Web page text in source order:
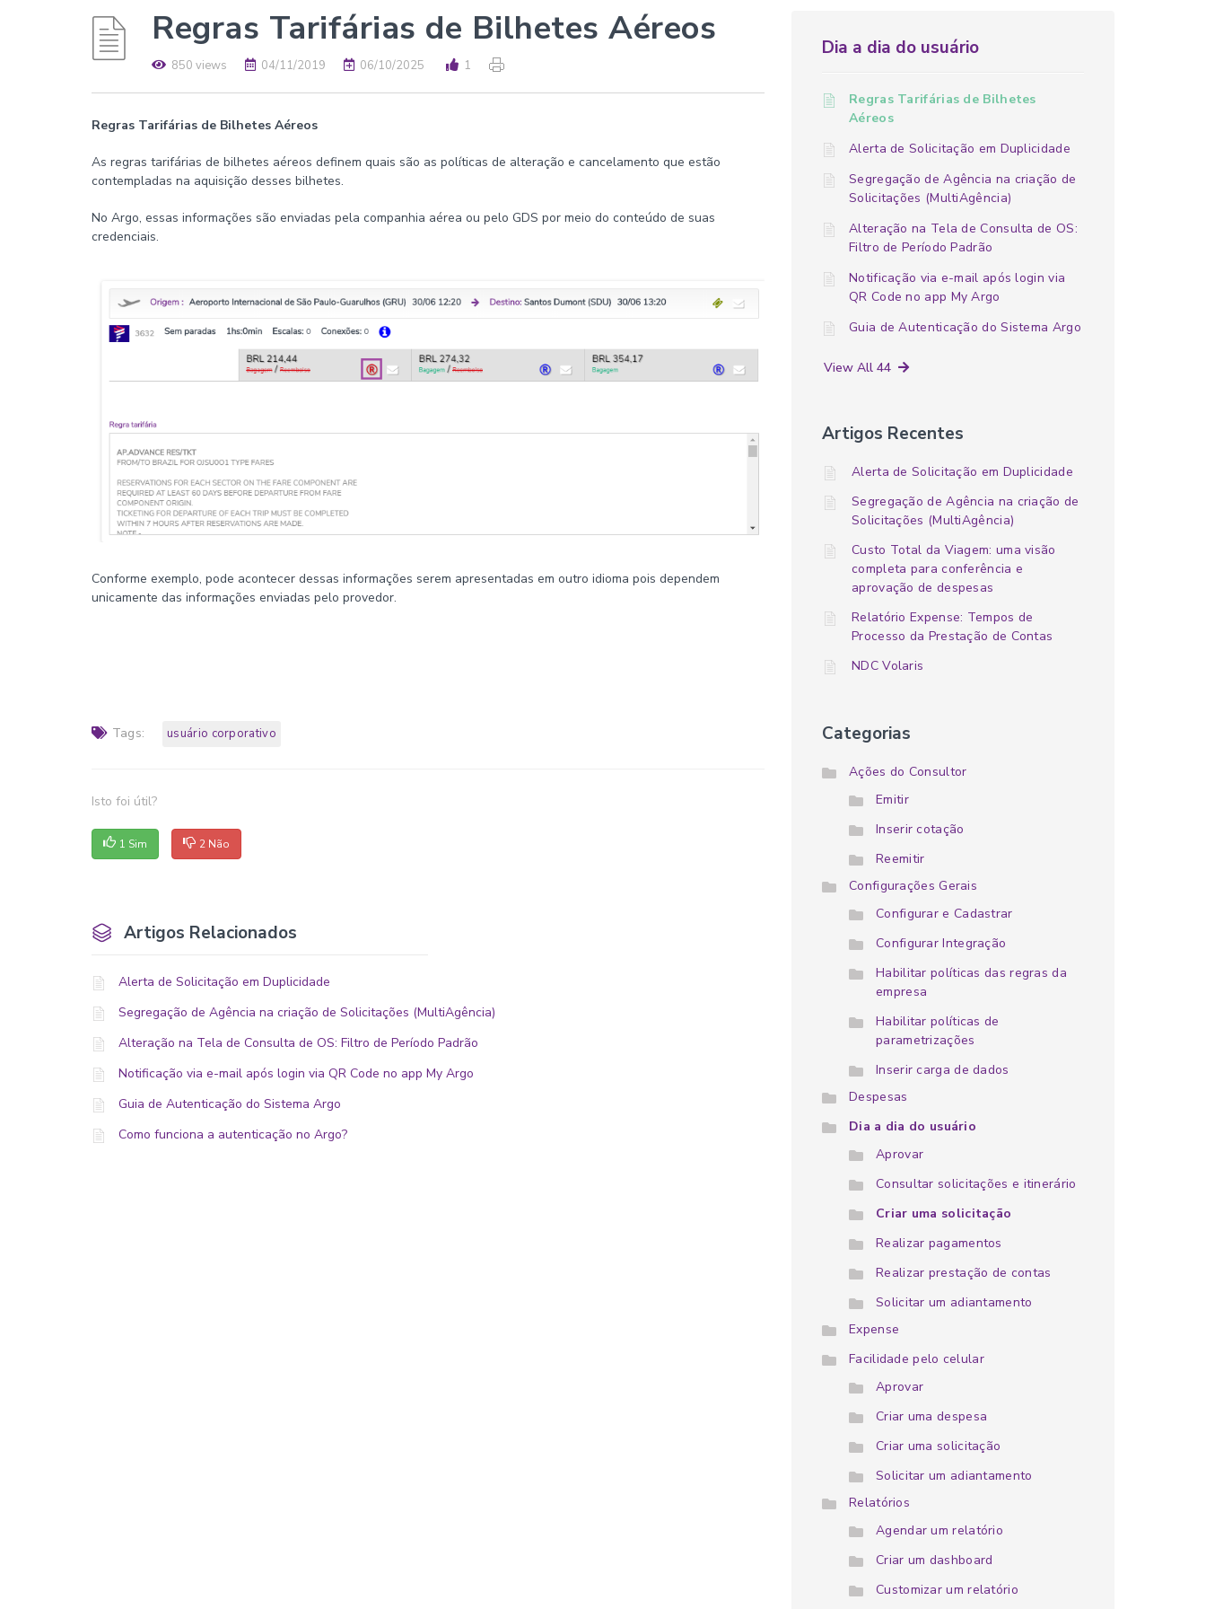
Regras Tarifárias de Bilhetes Aéreos
850 views 04/11/2019 06/10/2025 1
Regras Tarifárias de Bilhetes Aéreos
As regras tarifárias de bilhetes aéreos definem quais são as políticas de alteração e cancelamento que estão
contempladas na aquisição desses bilhetes.
No Argo, essas informações são enviadas pela companhia aérea ou pelo GDS por meio do conteúdo de suas
credenciais.
Conforme exemplo, pode acontecer dessas informações serem apresentadas em outro idioma pois dependem
unicamente das informações enviadas pelo provedor.
Tags: usuário corporativo
Isto foi útil?
1 Sim 2 Não
Artigos Relacionados
Alerta de Solicitação em Duplicidade
Segregação de Agência na criação de Solicitações (MultiAgência)
Alteração na Tela de Consulta de OS: Filtro de Período Padrão
Notificação via e-mail após login via QR Code no app My Argo
Guia de Autenticação do Sistema Argo
Como funciona a autenticação no Argo?
Dia a dia do usuário
Regras Tarifárias de Bilhetes
Aéreos
Alerta de Solicitação em Duplicidade
Segregação de Agência na criação de
Solicitações (MultiAgência)
Alteração na Tela de Consulta de OS:
Filtro de Período Padrão
Notificação via e-mail após login via
QR Code no app My Argo
Guia de Autenticação do Sistema Argo
View All 44
Artigos Recentes
Alerta de Solicitação em Duplicidade
Segregação de Agência na criação de
Solicitações (MultiAgência)
Custo Total da Viagem: uma visão
completa para conferência e
aprovação de despesas
Relatório Expense: Tempos de
Processo da Prestação de Contas
NDC Volaris
Categorias
Ações do Consultor
Emitir
Inserir cotação
Reemitir
Configurações Gerais
Configurar e Cadastrar
Configurar Integração
Habilitar políticas das regras da
empresa
Habilitar políticas de
parametrizações
Inserir carga de dados
Despesas
Dia a dia do usuário
Aprovar
Consultar solicitações e itinerário
Criar uma solicitação
Realizar pagamentos
Realizar prestação de contas
Solicitar um adiantamento
Expense
Facilidade pelo celular
Aprovar
Criar uma despesa
Criar uma solicitação
Solicitar um adiantamento
Relatórios
Agendar um relatório
Criar um dashboard
Customizar um relatório